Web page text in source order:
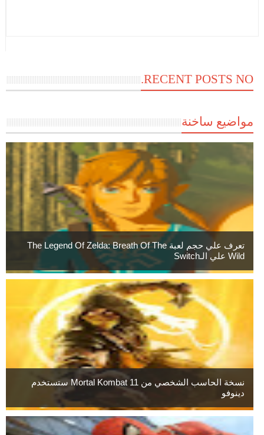
RECENT POSTS NO.
مواضيع ساخنة
تعرف علي حجم لعبة The Legend Of Zelda: Breath Of The
Wild علي الـSwitch
نسخة الحاسب الشخصي من Mortal Kombat 11 ستستخدم
دينوفو